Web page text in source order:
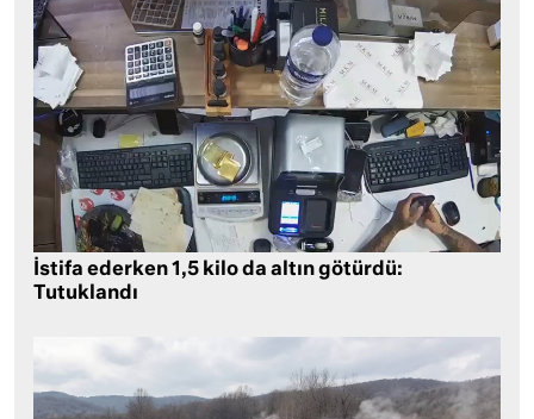
İstifa ederken 1,5 kilo da altın götürdü:
Tutuklandı